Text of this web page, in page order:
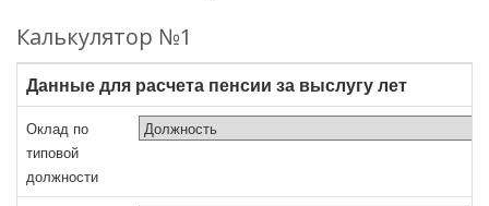
Калькулятор №1
Данные для расчета пенсии за выслугу лет
Оклад по
типовой
должности